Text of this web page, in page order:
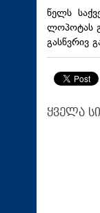
წელს
ლოპოტას
გასწვრივ
ყველა